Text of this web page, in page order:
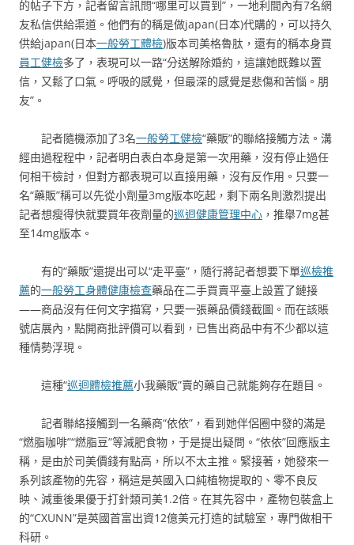
的帖子下方，記者留言訊問“哪里可以買到”，一地利間內有7名網
友私信供給渠道。他們有的稱是做japan(日本)代購的，可以持久
供給japan(日本一般勞工體檢)版本司美格魯肽，還有的稱本身買
員工健檢多了，表現可以一路“分送解除婚約，這讓她既難以置
信，又鬆了口氣。呼吸的感覺，但最深的感覺是悲傷和苦惱。朋
友”。
記者隨機添加了3名一般勞工健檢“藥販”的聯絡接觸方法。溝
經由過程程中，記者明白表白本身是第一次用藥，沒有停止過任
何相干檢討，但對方都表現可以直接用藥，沒有反作用。只要一
名“藥販”稱可以先從小劑量3mg版本吃起，剩下兩名則激烈提出
記者想瘦得快就要買年夜劑量的巡迴健康管理中心 ，推舉7mg甚
至14mg版本。
有的“藥販”還提出可以“走平臺”，隨行將記者想要下單巡檢推
薦的一般勞工身體健康檢查藥品在二手買賣平臺上設置了鏈接
——商品沒有任何文字描寫，只要一張藥品價錢截圖。而在該賬
號店展內，點開商批評價可以看到，已售出商品中有不少都以這
種情勢浮現。
這種“巡迴體檢推薦小我藥販”賣的藥自己就能夠存在題目。
記者聯絡接觸到一名藥商“依依”，看到她伴侶圈中發的滿是
“燃脂咖啡”“燃脂豆”等減肥食物，于是提出疑問。“依依”回應版主
稱，是由於司美價錢有點高，所以不太主推。緊接著，她發來一
系列該產物的先容，稱這是英國入口純植物提取的、零不良反
映、減重後果優于打針類司美1.2倍。在其先容中，產物包裝盒上
的“CXUNN”是英國首富出資12億美元打造的試驗室，專門做相干
科研。